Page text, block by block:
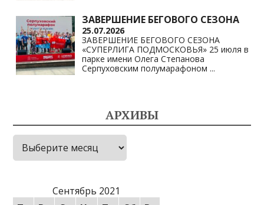
ЗАВЕРШЕНИЕ БЕГОВОГО СЕЗОНА
25.07.2026
ЗАВЕРШЕНИЕ БЕГОВОГО СЕЗОНА
«СУПЕРЛИГА ПОДМОСКОВЬЯ» 25 июля в
парке имени Олега Степанова
Серпуховским полумарафоном ...
АРХИВЫ
Архивы
Сентябрь 2021